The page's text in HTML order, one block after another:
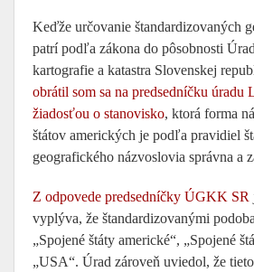
Keďže určovanie štandardizovaných
patrí podľa zákona do pôsobnosti
kartografie a katastra Slovenskej
obrátil som sa na predsedníčku úradu
žiadosťou o stanovisko, ktorá forma
štátov amerických je podľa pravidiel
geografického názvoslovia správna a
Z odpovede predsedníčky ÚGKK SR
vyplýva, že štandardizovanými
„Spojené štáty americké“, „Spojené
„USA“. Úrad zároveň uviedol, že